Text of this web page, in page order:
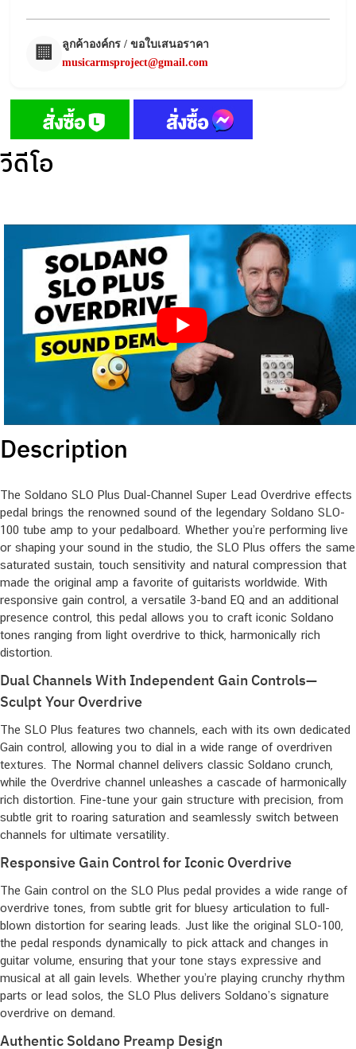
🏢
ลูกค้าองค์กร / ขอใบเสนอราคา
musicarmsproject@gmail.com
วีดีโอ
Description
The Soldano SLO Plus Dual-Channel Super Lead Overdrive effects
pedal brings the renowned sound of the legendary Soldano SLO-
100 tube amp to your pedalboard. Whether you’re performing live
or shaping your sound in the studio, the SLO Plus offers the same
saturated sustain, touch sensitivity and natural compression that
made the original amp a favorite of guitarists worldwide. With
responsive gain control, a versatile 3-band EQ and an additional
presence control, this pedal allows you to craft iconic Soldano
tones ranging from light overdrive to thick, harmonically rich
distortion.
Dual Channels With Independent Gain Controls—
Sculpt Your Overdrive
The SLO Plus features two channels, each with its own dedicated
Gain control, allowing you to dial in a wide range of overdriven
textures. The Normal channel delivers classic Soldano crunch,
while the Overdrive channel unleashes a cascade of harmonically
rich distortion. Fine-tune your gain structure with precision, from
subtle grit to roaring saturation and seamlessly switch between
channels for ultimate versatility.
Responsive Gain Control for Iconic Overdrive
The Gain control on the SLO Plus pedal provides a wide range of
overdrive tones, from subtle grit for bluesy articulation to full-
blown distortion for searing leads. Just like the original SLO-100,
the pedal responds dynamically to pick attack and changes in
guitar volume, ensuring that your tone stays expressive and
musical at all gain levels. Whether you’re playing crunchy rhythm
parts or lead solos, the SLO Plus delivers Soldano’s signature
overdrive on demand.
Authentic Soldano Preamp Design